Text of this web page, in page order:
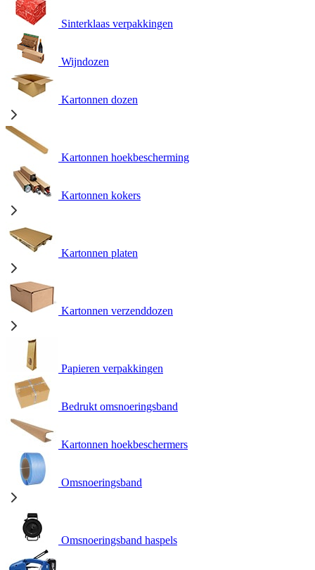
Sinterklaas verpakkingen
Wijndozen
Kartonnen dozen
Kartonnen hoekbescherming
Kartonnen kokers
Kartonnen platen
Kartonnen verzenddozen
Papieren verpakkingen
Bedrukt omsnoeringsband
Kartonnen hoekbeschermers
Omsnoeringsband
Omsnoeringsband haspels